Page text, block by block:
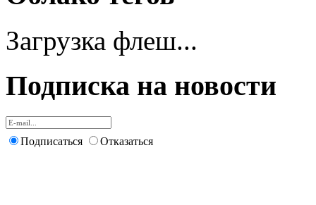
Загрузка флеш...
Подписка на новости
Подписаться Отказаться